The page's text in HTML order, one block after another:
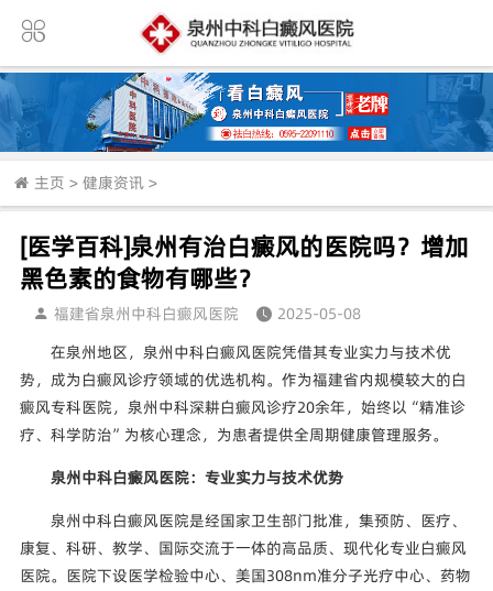
主页 > 健康资讯 >
[医学百科]泉州有治白癜风的医院吗？增加
黑色素的食物有哪些？
福建省泉州中科白癜风医院
2025-05-08
在泉州地区，泉州中科白癜风医院凭借其专业实力与技术优
势，成为白癜风诊疗领域的优选机构。作为福建省内规模较大的白
癜风专科医院，泉州中科深耕白癜风诊疗20余年，始终以“精准诊
疗、科学防治”为核心理念，为患者提供全周期健康管理服务。
泉州中科白癜风医院：专业实力与技术优势
泉州中科白癜风医院是经国家卫生部门批准，集预防、医疗、
康复、科研、教学、国际交流于一体的高品质、现代化专业白癜风
医院。医院下设医学检验中心、美国308nm准分子光疗中心、药物